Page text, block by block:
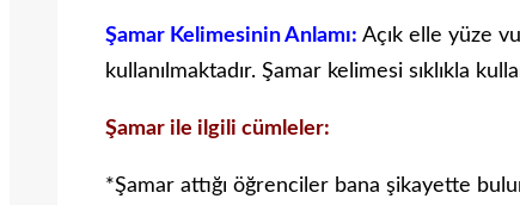
Şamar Kelimesinin Anlamı: Açık elle yüze
kullanılmaktadır. Şamar kelimesi sıklıkla
Şamar ile ilgili cümleler:
*Şamar attığı öğrenciler bana şikayette